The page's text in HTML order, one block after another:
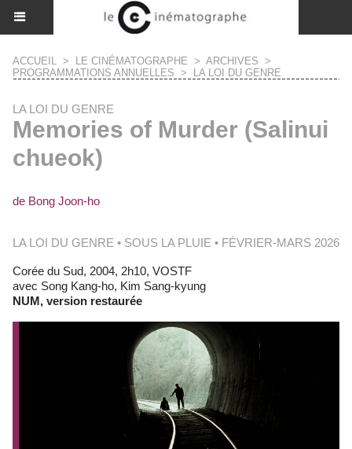
ACCUEIL > LE CINÉMATOGRAPHE > ARCHIVES >
PROGRAMMATIONS ANNUELLES > LA LOI DU GENRE
LA LOI DU GENRE
Memories of Murder (Salinui
chueok)
de Bong Joon-ho
LA LOI DU GENRE • SOUS LA PLUIE • FÉVRIER-MARS 2026
Corée du Sud, 2004, 2h10, VOSTF
avec Song Kang-ho, Kim Sang-kyung
NUM, version restaurée